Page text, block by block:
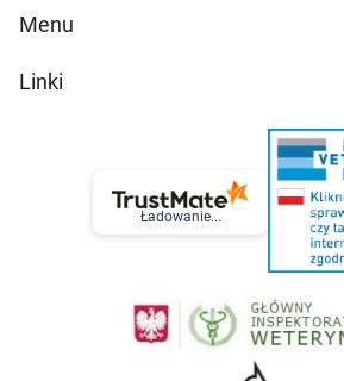
Menu
Linki
Ładowanie...